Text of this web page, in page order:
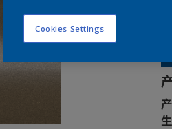
Cookies Settings